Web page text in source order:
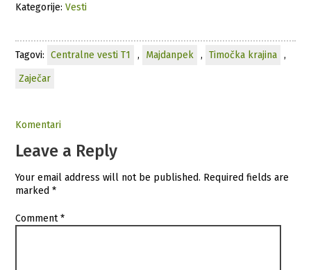
Kategorije:Vesti
Tagovi: Centralne vesti T1 , Majdanpek , Timočka krajina
,
Zaječar
Komentari
Leave a Reply
Your email address will not be published. Required fields are
marked*
Comment*